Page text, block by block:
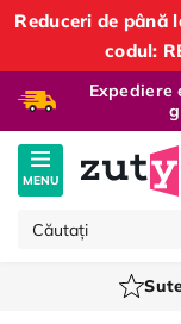
Reduceri de până
codul:
Expediere
MENU